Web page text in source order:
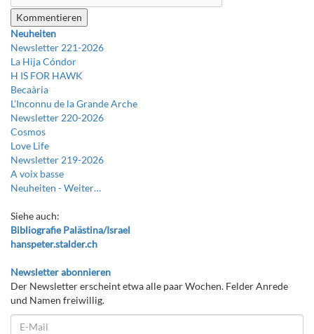
Neuheiten
Newsletter 221-2026
La Hija Cóndor
H IS FOR HAWK
Becaària
L’Inconnu de la Grande Arche
Newsletter 220-2026
Cosmos
Love Life
Newsletter 219-2026
A voix basse
Neuheiten -Weiter…
Siehe auch:
Bibliografie Palästina/Israel
hanspeter.stalder.ch
Newsletter abonnieren
Der Newsletter erscheint etwa alle paar Wochen. Felder Anrede
und Namen freiwillig.